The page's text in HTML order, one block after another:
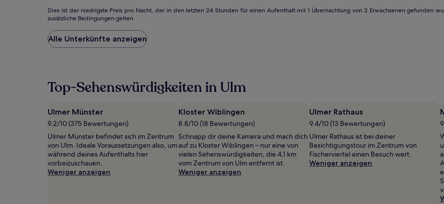
Dies
ist
der
niedrigste
Preis
in
den
24 Stunden
für
einen
Aufenthalt
mit
1 Übernachtung
von
2 Erwachsenen
Dies ist der niedrigste Preis pro Nacht, der in den letzten 24 Stunden für einen Aufenthalt mit 1 Übernachtung von 2 Erwachsenen gefunden
zusätzliche Bedingungen gelten.
Alle Unterkünfte anzeigen
Top-Sehenswürdigkeiten in Ulm
Ulmer Münster
9.2/10 (375 Bewertungen)
Ulmer Münster befindet sich im Zentrum
von Ulm. Ideale Voraussetzungen also, um
während deines Aufenthalts hier
vorbeizuschauen.
Weniger anzeigen
Kloster Wiblingen
8.8/10 (18 Bewertungen)
Schnapp dir deine Kamera und mach dich
auf zu Kloster Wiblingen – nur eine von
vielen Sehenswürdigkeiten, die 4,1 km
vom Zentrum von Ulm entfernt ist.
Weniger anzeigen
Ulmer Rathaus
9.4/10 (13 Bewertungen)
Ulmer Rathaus ist bei deiner
Besichtigungstour im Zentrum von
Fischerviertel einen Besuch wert.
Weniger anzeigen